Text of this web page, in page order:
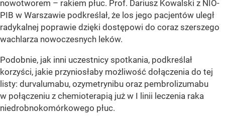
nowotworem – rakiem płuc. Prof. Dariusz Kowalski z NIO-
PIB w Warszawie podkreślał, że los jego pacjentów uległ
radykalnej poprawie dzięki dostępowi do coraz szerszego
wachlarza nowoczesnych leków.
Podobnie, jak inni uczestnicy spotkania, podkreślał
korzyści, jakie przyniosłaby możliwość dołączenia do tej
listy: durvalumabu, ozymetrynibu oraz pembrolizumabu
w połączeniu z chemioterapią już w I linii leczenia raka
niedrobnokomórkowego płuc.